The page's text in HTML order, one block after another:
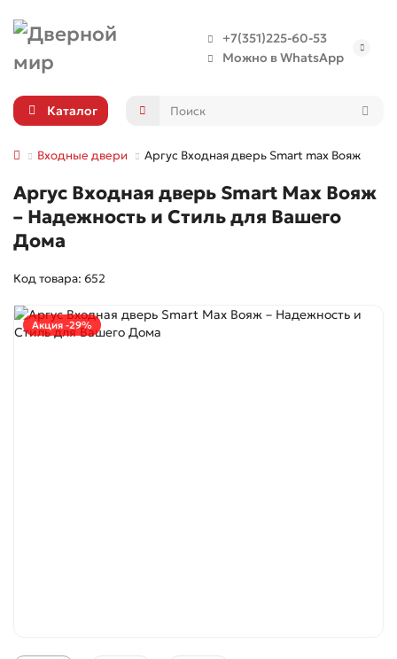
+7(351)225-60-53
Можно в WhatsApp
Каталог
Входные двери Аргус Входная дверь Smart max Вояж
Аргус Входная дверь Smart Max Вояж
– Надежность и Стиль для Вашего
Дома
Код товара: 652
Акция -29%